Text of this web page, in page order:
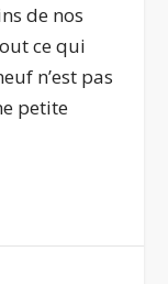
de nos
ce qui
n’est pas
petite